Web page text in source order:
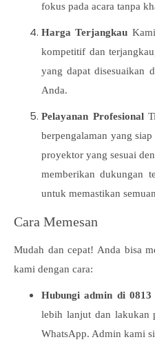
fokus pada acara tanpa
Harga Terjangkau
kompetitif dan
yang dapat disesuaikan
Anda.
Pelayanan Profesional
berpengalaman yang
proyektor yang sesuai
memberikan dukungan
untuk memastikan
Cara Memesan
Mudah dan cepat! Anda bisa
kami dengan cara:
Hubungi admin di 0813
lebih lanjut dan lakukan
WhatsApp. Admin kami